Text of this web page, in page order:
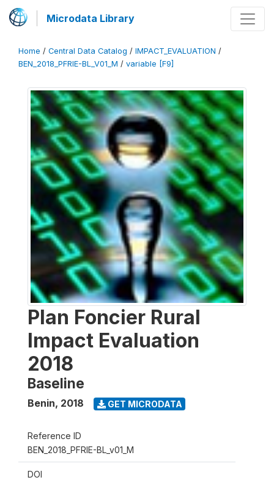
Microdata Library
Home / Central Data Catalog / IMPACT_EVALUATION /
BEN_2018_PFRIE-BL_V01_M / variable [F9]
Plan Foncier Rural
Impact Evaluation
2018
Baseline
Benin, 2018 GET MICRODATA
Reference ID
BEN_2018_PFRIE-BL_v01_M
DOI